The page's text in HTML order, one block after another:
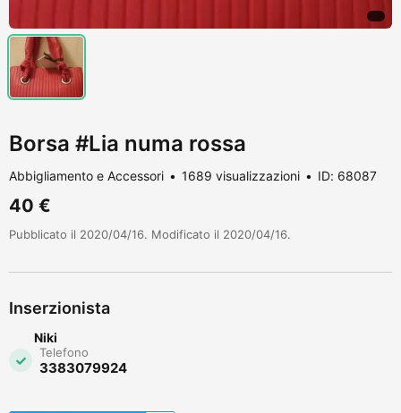
Borsa #Lia numa rossa
Abbigliamento e Accessori 1689 visualizzazioni ID: 68087
40 €
Pubblicato il 2020/04/16. Modificato il 2020/04/16.
Inserzionista
Niki
Telefono
3383079924